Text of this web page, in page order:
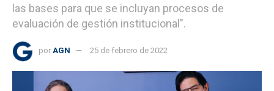
las bases para que se incluyan procesos de
evaluación de gestión institucional".
por AGN 25 de febrero de 2022